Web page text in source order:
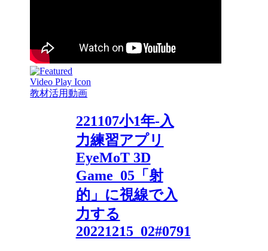
教材活用動画
221107小1年-入
力練習アプリ
EyeMoT 3D
Game_05「射
的」に視線で入
力する
20221215_02#0791